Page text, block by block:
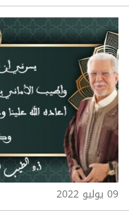
09 يوليو 2022